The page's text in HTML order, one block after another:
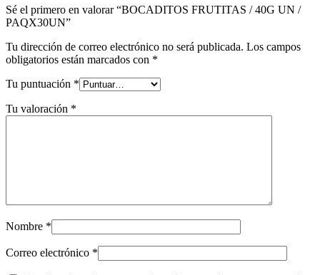
Sé el primero en valorar “BOCADITOS FRUTITAS / 40G UN /
PAQX30UN”
Tu dirección de correo electrónico no será publicada. Los campos
obligatorios están marcados con *
Tu puntuación *
Tu valoración *
Nombre *
Correo electrónico *